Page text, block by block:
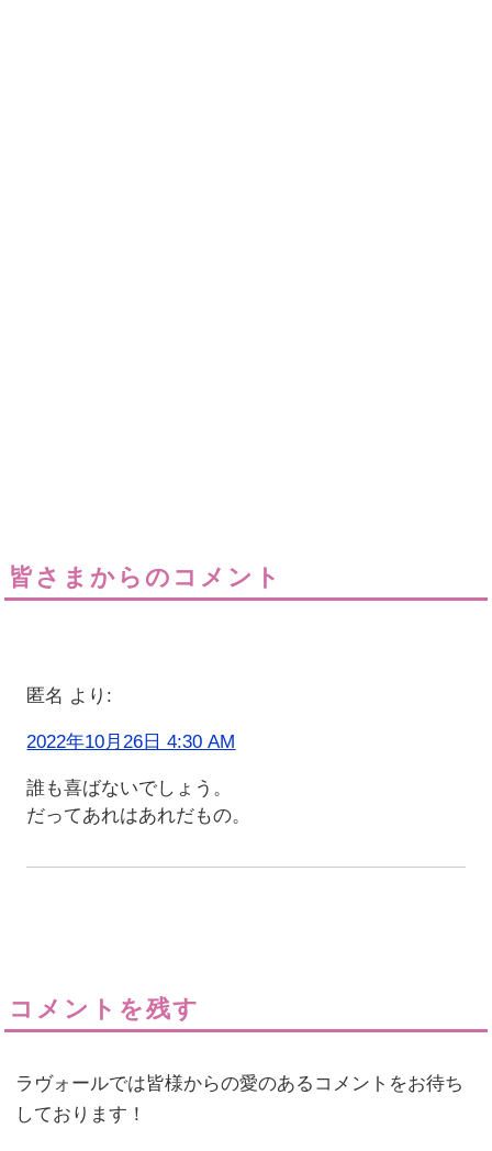
皆さまからのコメント
匿名 より:
2022年10月26日 4:30 AM
誰も喜ばないでしょう。
だってあれはあれだもの。
コメントを残す
ラヴォールでは皆様からの愛のあるコメントをお待ち
しております！